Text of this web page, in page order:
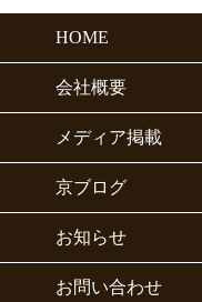
HOME
会社概要
メディア掲載
京ブログ
お知らせ
お問い合わせ